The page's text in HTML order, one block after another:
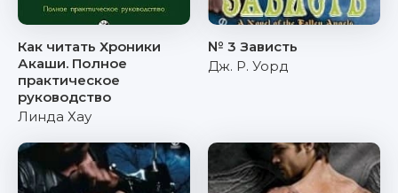
Как читать Хроники
Акаши. Полное
практическое
руководство
Линда Хау
№ 3 Зависть
Дж. Р. Уорд